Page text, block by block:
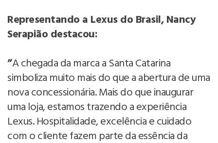
Representando a Lexus do Brasil, Nancy
Serapião destacou:
”A chegada da marca a Santa Catarina
simboliza muito mais do que a abertura de uma
nova concessionária. Mais do que inaugurar
uma loja, estamos trazendo a experiência
Lexus. Hospitalidade, excelência e cuidado
com o cliente fazem parte da essência da